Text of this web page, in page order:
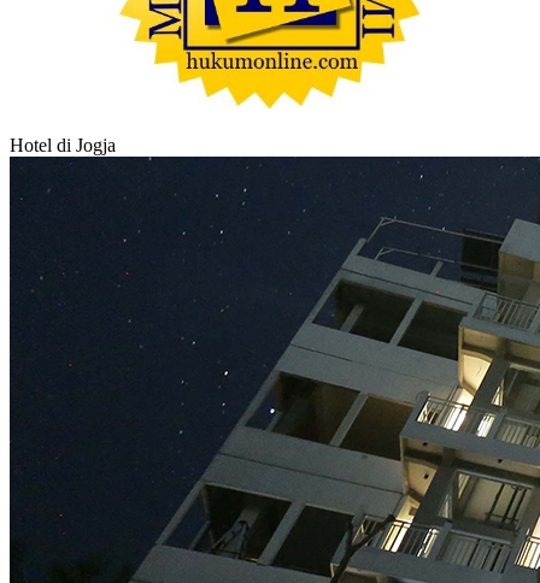
Hotel di Jogja